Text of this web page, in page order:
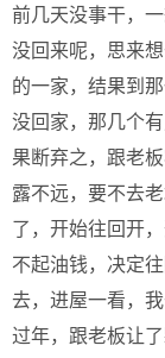
前几天没事干，
没回来呢，思来
的一家，结果到
没回家，那几个
果断弃之，跟老
露不远，要不去
了，开始往回开
不起油钱，决定
去，进屋一看，
过年，跟老板让